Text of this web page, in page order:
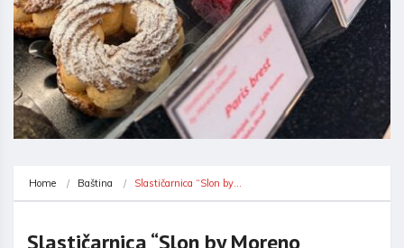
Home Baština Slastičarnica “Slon by…
Slastičarnica “Slon by Moreno